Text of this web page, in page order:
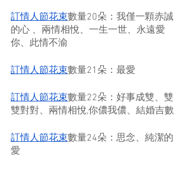
訂情人節花束數量20朵：我僅一顆赤誠
的心 、兩情相悅、一生一世、永遠愛
你、此情不渝
訂情人節花束數量21朵：最愛
訂情人節花束數量22朵：好事成雙、雙
雙對對、兩情相悅,你儂我儂、結婚吉數
訂情人節花束數量24朵：思念、純潔的
愛